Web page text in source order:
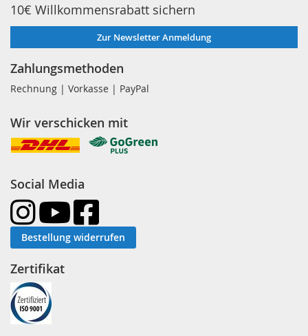
10€ Willkommensrabatt sichern
Zur Newsletter Anmeldung
Zahlungsmethoden
Rechnung | Vorkasse | PayPal
Wir verschicken mit
Social Media
Bestellung widerrufen
Zertifikat